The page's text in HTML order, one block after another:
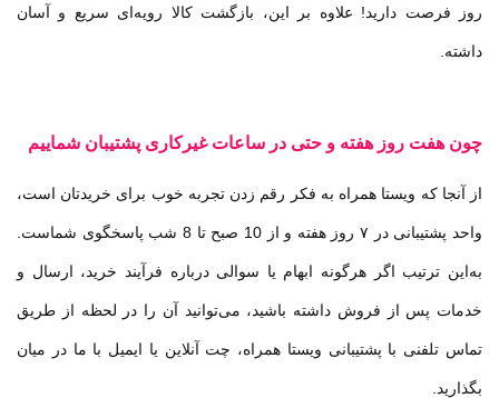
روز فرصت دارید! علاوه بر این، بازگشت کالا رویه‌ای سریع و آسان
داشته.
چون هفت روز هفته و حتی در ساعات غیرکاری پشتیبان شماییم
از آنجا که ویستا همراه به فکر رقم زدن تجربه خوب برای خریدتان است،
واحد پشتیبانی در ۷ روز هفته و از 10 صبح تا 8 شب پاسخگوی شماست.
به‌این ترتیب اگر هرگونه ابهام یا سوالی درباره فرآیند خرید، ارسال و
خدمات پس از فروش داشته باشید، می‌توانید آن را در لحظه از طریق
تماس تلفنی با پشتیبانی ویستا همراه، چت آنلاین یا ایمیل با ما در میان
بگذارید.